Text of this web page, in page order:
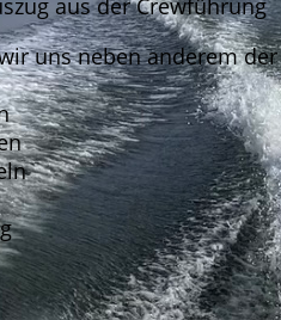
aus der Crewführung
uns neben anderem